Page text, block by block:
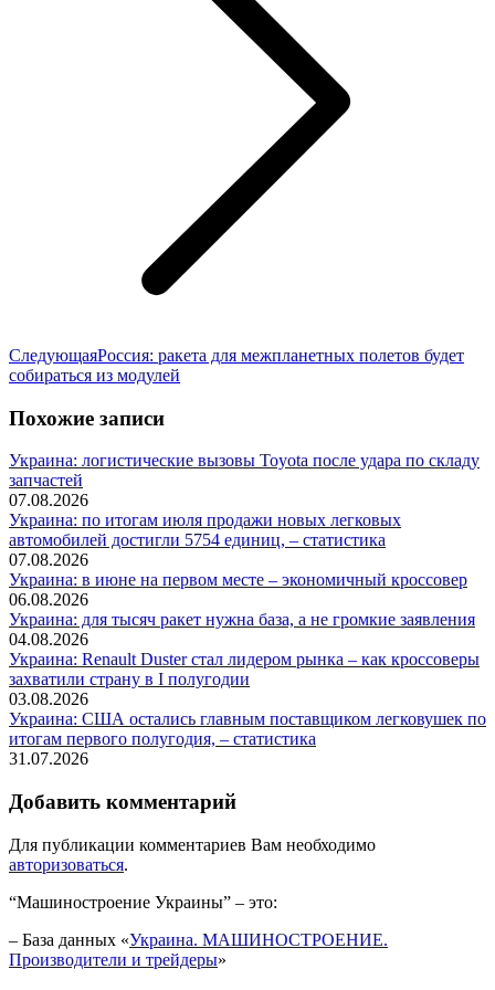
СледующаяСледующая
запись:
Россия: ракета для межпланетных полетов будет
собираться из модулей
Похожие записи
Украина: логистические вызовы Toyota после удара по складу
запчастей
07.08.2026
Украина: по итогам июля продажи новых легковых
автомобилей достигли 5754 единиц, – статистика
07.08.2026
Украина: в июне на первом месте – экономичный кроссовер
06.08.2026
Украина: для тысяч ракет нужна база, а не громкие заявления
04.08.2026
Украина: Renault Duster стал лидером рынка – как кроссоверы
захватили страну в I полугодии
03.08.2026
Украина: США остались главным поставщиком легковушек по
итогам первого полугодия, – статистика
31.07.2026
Добавить комментарий
Для публикации комментариев Вам необходимо
авторизоваться.
“Машиностроение Украины” – это:
– База данных «Украина. МАШИНОСТРОЕНИЕ.
Производители и трейдеры»